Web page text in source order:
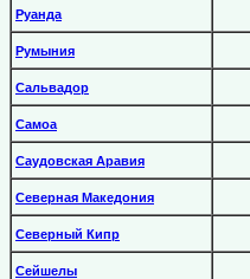
Руанда
Румыния
Сальвадор
Самоа
Саудовская Аравия
Северная Македония
Северный Кипр
Сейшелы